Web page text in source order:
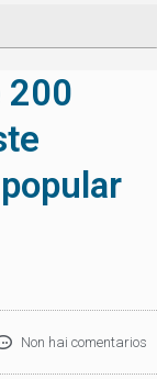
200
Non hai comentarios